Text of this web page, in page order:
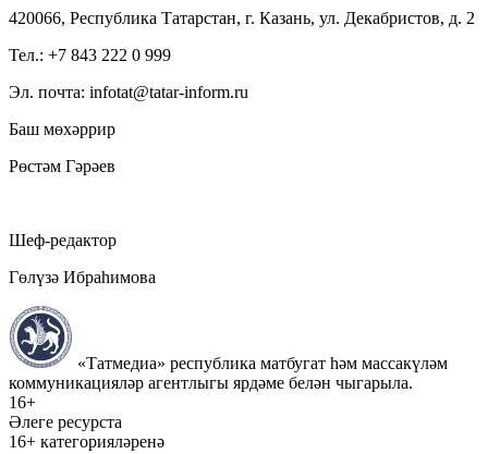
420066, Республика Татарстан, г. Казань, ул. Декабристов, д. 2
Тел.: +7 843 222 0 999
Эл. почта: infotat@tatar-inform.ru
Баш мөхәррир
Рөстәм Гәрәев
Шеф-редактор
Гөлүзә Ибраһимова
«Татмедиа» республика матбугат һәм массакүләм
коммуникацияләр агентлыгы ярдәме белән чыгарыла.
16+
Әлеге ресурста
16+ категорияләренә